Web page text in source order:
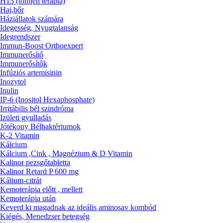
Haj,bőr
Háziállatok számára
Idegesség, Nyugtalanság
Idegrendszer
Immun-Boost Orthoexpert
Immunerősítő
Immunerősítők
Infúziós artemisinin
Inozytol
Inulin
IP-6 (Inositol Hexaphosphate)
Irritábilis bél szindróma
Izületi gyulladás
Jótékony Bélbaktériumok
K-2 Vitamin
Kálcium
Kálcium ,Cink , Magnézium & D Vitamin
Kalinor pezsgőtabletta
Kalinor Retard P 600 mg
Kálium-citrát
Kemoterápia előtt , mellett
Kemoterápia után
Keverd ki magadnak az ideális aminosav kombód
Kiégés, Menedzser betegség